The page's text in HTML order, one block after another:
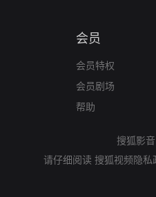
会员
会员特权
会员剧场
帮助
搜狐影音
请仔细阅读 搜狐视频隐私